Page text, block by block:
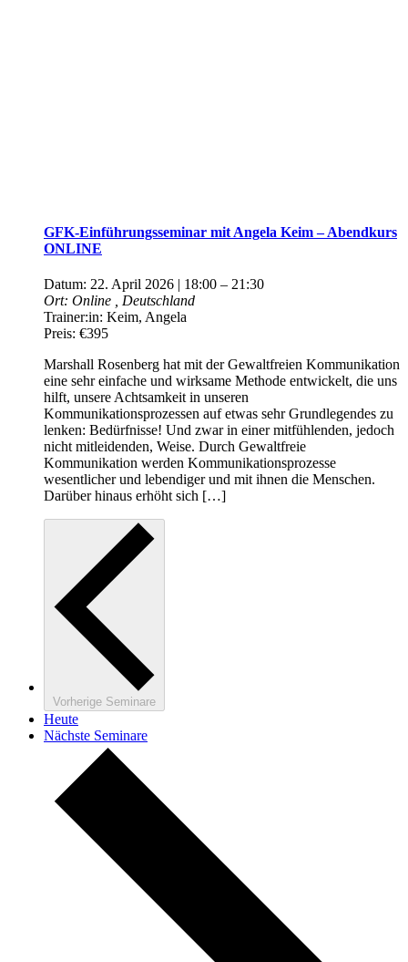
GFK-Einführungsseminar mit Angela Keim – Abendkurs
ONLINE
Datum: 22. April 2026 | 18:00 – 21:30
Ort: Online
, Deutschland
Trainer:in: Keim, Angela
Preis: €395
Marshall Rosenberg hat mit der Gewaltfreien Kommunikation
eine sehr einfache und wirksame Methode entwickelt, die uns
hilft, unsere Achtsamkeit in unseren
Kommunikationsprozessen auf etwas sehr Grundlegendes zu
lenken: Bedürfnisse! Und zwar in einer mitfühlenden, jedoch
nicht mitleidenden, Weise. Durch Gewaltfreie
Kommunikation werden Kommunikationsprozesse
wesentlicher und lebendiger und mit ihnen die Menschen.
Darüber hinaus erhöht sich […]
Vorherige Seminare
Heute
Nächste Seminare